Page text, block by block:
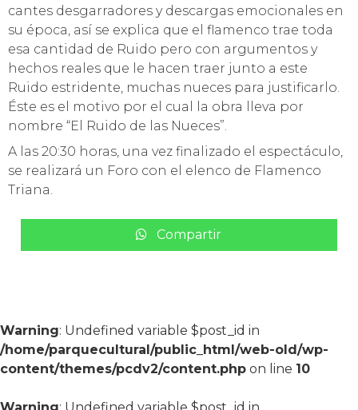
cantes desgarradores y descargas emocionales en
su época, así se explica que el flamenco trae toda
esa cantidad de Ruido pero con argumentos y
hechos reales que le hacen traer junto a este
Ruido estridente, muchas nueces para justificarlo.
Éste es el motivo por el cual la obra lleva por
nombre “El Ruido de las Nueces”.
A las 20:30 horas, una vez finalizado el espectáculo,
se realizará un Foro con el elenco de Flamenco
Triana.
Compartir
Warning: Undefined variable $post_id in
/home/parquecultural/public_html/web-old/wp-
content/themes/pcdv2/content.php on line 10